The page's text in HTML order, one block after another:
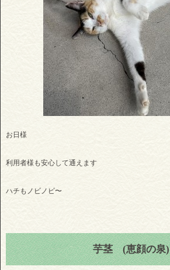
お日様
利用者様も安心して通えます
ハチもノビノビ〜
芋茎 (恵顔の泉)